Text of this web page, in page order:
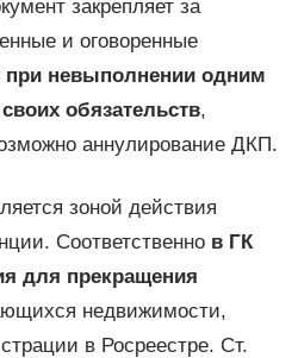
закрепляет за
и оговоренные
при невыполнении одним
обязательств,
аннулирование ДКП.
зоной действия
Соответственно в ГК
для прекращения
недвижимости,
в Росреестре. Ст.